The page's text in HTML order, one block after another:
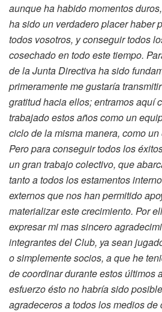
aunque ha habido momentos
ha sido un verdadero placer haber
todos vosotros, y conseguir todos
cosechado en todo este tiempo.
de la Junta Directiva ha sido
primeramente me gustaría
gratitud hacia ellos; entramos aquí
trabajado estos años como un
ciclo de la misma manera, como un
Pero para conseguir todos los
un gran trabajo colectivo, que
tanto a todos los estamentos
externos que nos han permitido
materializar este crecimiento. Por
expresar mi mas sincero
integrantes del Club, ya sean
o simplemente socios, a que he
de coordinar durante estos últimos
esfuerzo ésto no habría sido
agradeceros a todos los medios